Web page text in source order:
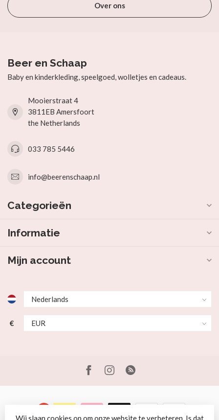
Over ons
Beer en Schaap
Baby en kinderkleding, speelgoed, wolletjes en cadeaus.
Mooierstraat 4
3811EB Amersfoort
the Netherlands
033 785 5446
info@beerenschaap.nl
Categorieën
Informatie
Mijn account
€
Wij slaan cookies op om onze website te verbeteren. Is dat